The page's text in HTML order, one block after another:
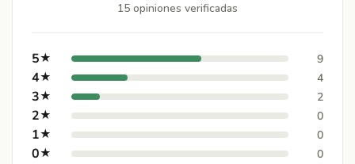
15 opiniones verificadas
5★ 9
4★ 4
3★ 2
2★ 0
1★ 0
0★ 0